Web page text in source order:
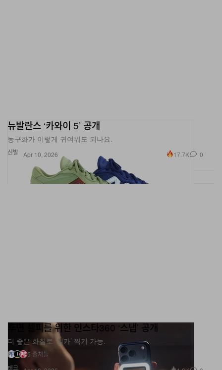
신발
뉴발란스 ‘카와이 5’ 공개
농구화가 이렇게 귀여워도 되나요.
Apr 10, 2026 17.7K 0
테크
후면 셀피를 위한 인스타360 ‘스냅’ 공개
더 좋은 화질로 ‘셀카’ 찍기 가능.
5 출처들